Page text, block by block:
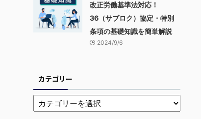
改正労働基準法対応！
36（サブロク）協定・特別
条項の基礎知識を簡単解説
2024/9/6
カテゴリー